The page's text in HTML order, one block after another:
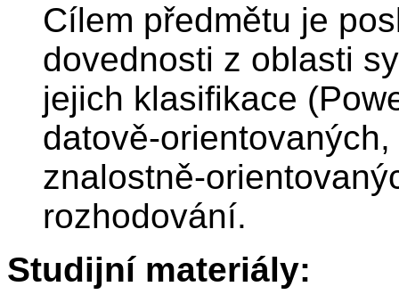
Cílem předmětu je
dovednosti z oblasti
jejich klasifikace
datově-
znalostně-
rozhodování.
Studijní materiály: